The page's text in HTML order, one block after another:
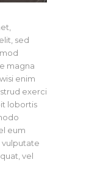
sed
magna
enim
exerci
lobortis
eum
vulputate
vel